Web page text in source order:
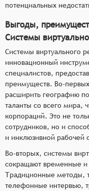
потенциальных
Выгоды,
Системы
Системы виртуального
инновационный
специалистов,
преимуществ. Во-
расширить географию
таланты со всего мира,
корпораций. Это не
сотрудников, но и
и инклюзивной рабочей
Во-вторых, системы
сокращают временные и
Традиционные методы,
телефонные интервью,